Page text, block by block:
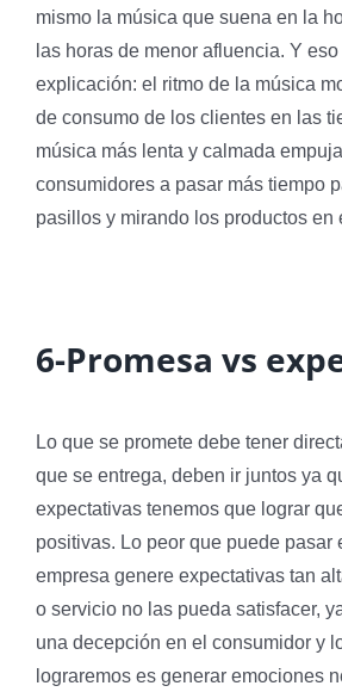
mismo la música que suena en la
las horas de menor afluencia. Y
explicación: el ritmo de la música
de consumo de los clientes en las
música más lenta y calmada
consumidores a pasar más tiempo
pasillos y mirando los productos en
6-Promesa vs
Lo que se promete debe tener
que se entrega, deben ir juntos ya
expectativas tenemos que lograr
positivas. Lo peor que puede pasar
empresa genere expectativas tan
o servicio no las pueda satisfacer,
una decepción en el consumidor y
lograremos es generar emociones